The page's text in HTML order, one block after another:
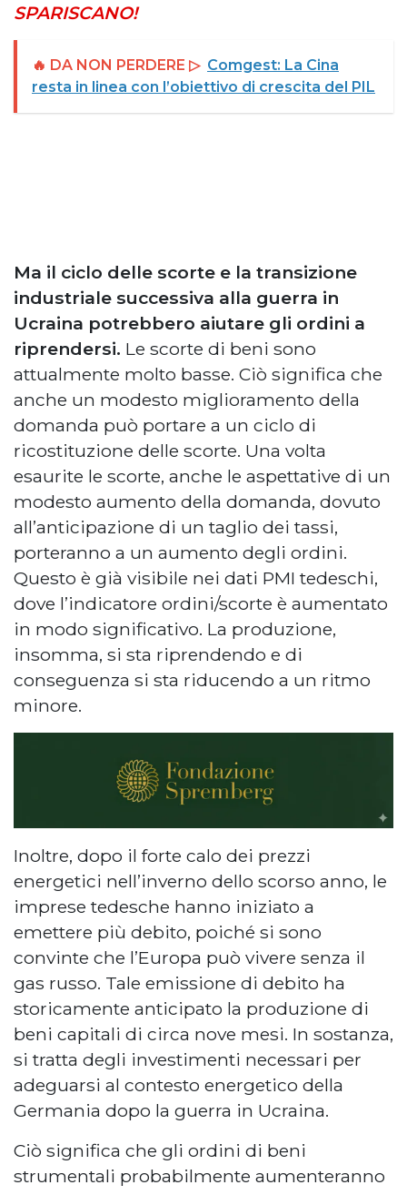
SPARISCANO!
🔥 DA NON PERDERE ▷ Comgest: La Cina
resta in linea con l’obiettivo di crescita del PIL
Ma il ciclo delle scorte e la transizione
industriale successiva alla guerra in
Ucraina potrebbero aiutare gli ordini a
riprendersi. Le scorte di beni sono
attualmente molto basse. Ciò significa che
anche un modesto miglioramento della
domanda può portare a un ciclo di
ricostituzione delle scorte. Una volta
esaurite le scorte, anche le aspettative di un
modesto aumento della domanda, dovuto
all’anticipazione di un taglio dei tassi,
porteranno a un aumento degli ordini.
Questo è già visibile nei dati PMI tedeschi,
dove l’indicatore ordini/scorte è aumentato
in modo significativo. La produzione,
insomma, si sta riprendendo e di
conseguenza si sta riducendo a un ritmo
minore.
Inoltre, dopo il forte calo dei prezzi
energetici nell’inverno dello scorso anno, le
imprese tedesche hanno iniziato a
emettere più debito, poiché si sono
convinte che l’Europa può vivere senza il
gas russo. Tale emissione di debito ha
storicamente anticipato la produzione di
beni capitali di circa nove mesi. In sostanza,
si tratta degli investimenti necessari per
adeguarsi al contesto energetico della
Germania dopo la guerra in Ucraina.
Ciò significa che gli ordini di beni
strumentali probabilmente aumenteranno